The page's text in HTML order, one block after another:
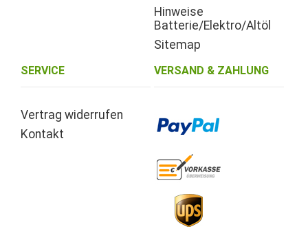
Hinweise
Batterie/Elektro/Altöl
Sitemap
SERVICE
Vertrag widerrufen
Kontakt
VERSAND & ZAHLUNG